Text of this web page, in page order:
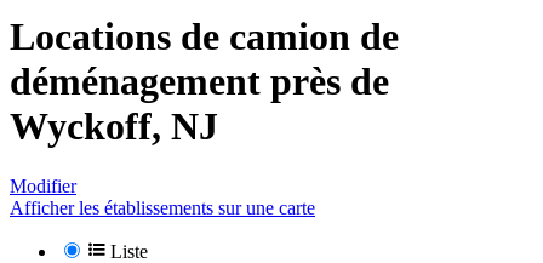
Locations de camion de
déménagement près de
Wyckoff, NJ
Modifier
Afficher les établissements sur une carte
Liste